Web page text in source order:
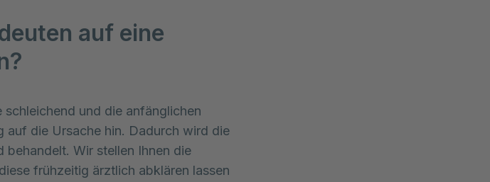
auf eine
und die anfänglichen
auf die Ursache hin. Dadurch wird die
behandelt. Wir stellen Ihnen die
frühzeitig ärztlich abklären lassen